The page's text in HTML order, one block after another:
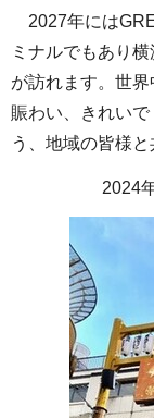
2027年には
ミナルでもあり
が訪れます。世
賑わい、きれい
う、地域の皆様
2024